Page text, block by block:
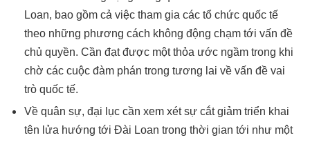
Loan, bao gồm cả việc tham gia các tổ chức quốc tế
theo những phương cách không động chạm tới vấn đề
chủ quyền. Cần đạt được một thỏa ước ngầm trong khi
chờ các cuộc đàm phán trong tương lai về vấn đề vai
trò quốc tế.
Về quân sự, đại lục cần xem xét sự cắt giảm triển khai
tên lửa hướng tới Đài Loan trong thời gian tới như một